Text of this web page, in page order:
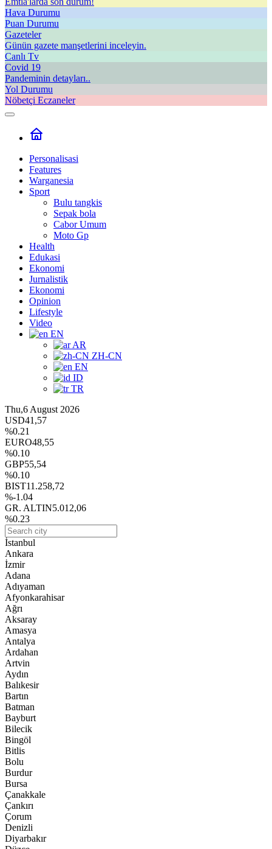
Hava Durumu
Puan Durumu
Gazeteler
Günün gazete manşetlerini inceleyin.
Canlı Tv
Covid 19
Pandeminin detayları..
Yol Durumu
Nöbetçi Eczaneler
Personalisasi
Features
Warganesia
Sport
Bulu tangkis
Sepak bola
Cabor Umum
Moto Gp
Health
Edukasi
Ekonomi
Jurnalistik
Ekonomi
Opinion
Lifestyle
Video
EN
AR
ZH-CN
EN
ID
TR
Thu,6 August 2026
USD41,57
%0.21
EURO48,55
%0.10
GBP55,54
%0.10
BIST11.258,72
%-1.04
GR. ALTIN5.012,06
%0.23
İstanbul
Ankara
İzmir
Adana
Adıyaman
Afyonkarahisar
Ağrı
Aksaray
Amasya
Antalya
Ardahan
Artvin
Aydın
Balıkesir
Bartın
Batman
Bayburt
Bilecik
Bingöl
Bitlis
Bolu
Burdur
Bursa
Çanakkale
Çankırı
Çorum
Denizli
Diyarbakır